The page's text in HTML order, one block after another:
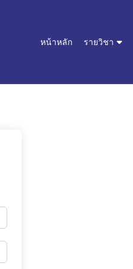
หน้าหลัก รายวิชา